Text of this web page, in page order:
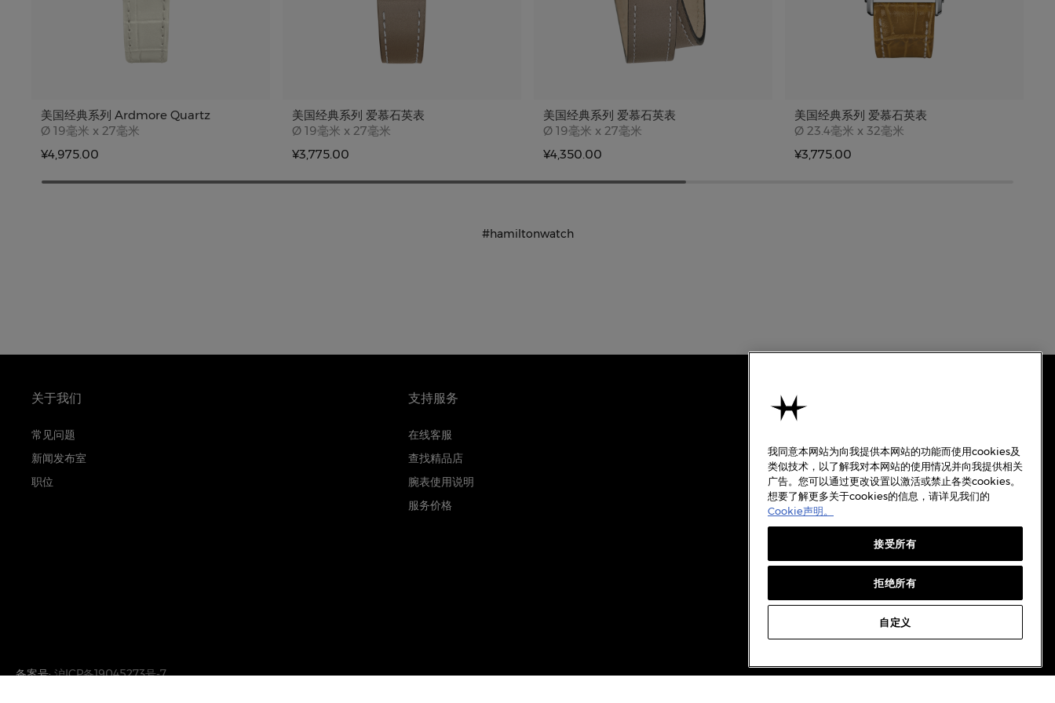
美国经典系列 Ardmore Quartz
Ø Case size
19毫米 x 27毫米
¥4,975.00
美国经典系列 爱慕石英表
Ø Case size
19毫米 x 27毫米
¥3,775.00
美国经典系列 爱慕石英表
Ø Case size
19毫米 x 27毫米
¥4,350.00
美国经典系列 爱慕石英表
Ø Case size
23.4毫米 x 32毫米
¥3,775.00
#hamiltonwatch
关于我们
常见问题
新闻发布室
职位
支持服务
在线客服
查找精品店
腕表使用说明
服务价格
使用条款
使用条款
隐私政策
Cookie政策
质保
备案号:沪ICP备19045273号-7
我同意本网站为向我提供本网站的功能而使用cookies及
类似技术，以了解我对本网站的使用情况并向我提供相关
广告。您可以通过更改设置以激活或禁止各类cookies。
想要了解更多关于cookies的信息，请详见我们的
Cookie声明。
接受所有
拒绝所有
自定义